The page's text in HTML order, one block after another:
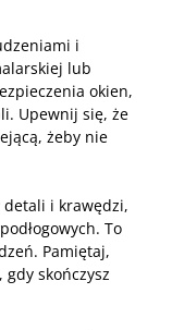
i
lub
okien,
Upewnij się, że
żeby nie
i krawędzi,
To
Pamiętaj,
skończysz